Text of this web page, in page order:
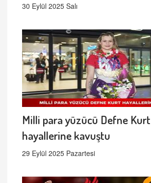
30 Eylül 2025 Salı
Milli para yüzücü Defne Kurt
hayallerine kavuştu
29 Eylül 2025 Pazartesi